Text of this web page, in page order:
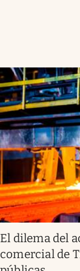
El dilema del
comercial de